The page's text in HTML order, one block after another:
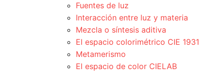
Fuentes de luz
Interacción entre luz y materia
Mezcla o síntesis aditiva
El espacio colorimétrico CIE 1931
Metamerismo
El espacio de color CIELAB